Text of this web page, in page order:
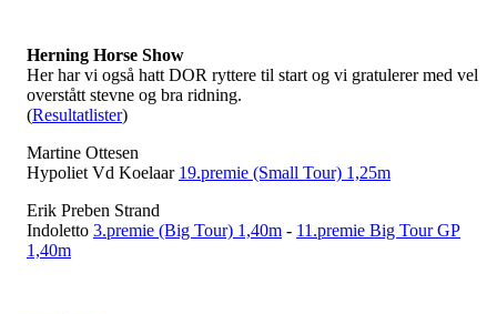
Herning Horse Show
Her har vi også hatt DOR ryttere til start og vi gratulerer med vel
overstått stevne og bra ridning.
(Resultatlister)
Martine Ottesen
Hypoliet Vd Koelaar 19.premie (Small Tour) 1,25m
Erik Preben Strand
Indoletto 3.premie (Big Tour) 1,40m - 11.premie Big Tour GP
1,40m